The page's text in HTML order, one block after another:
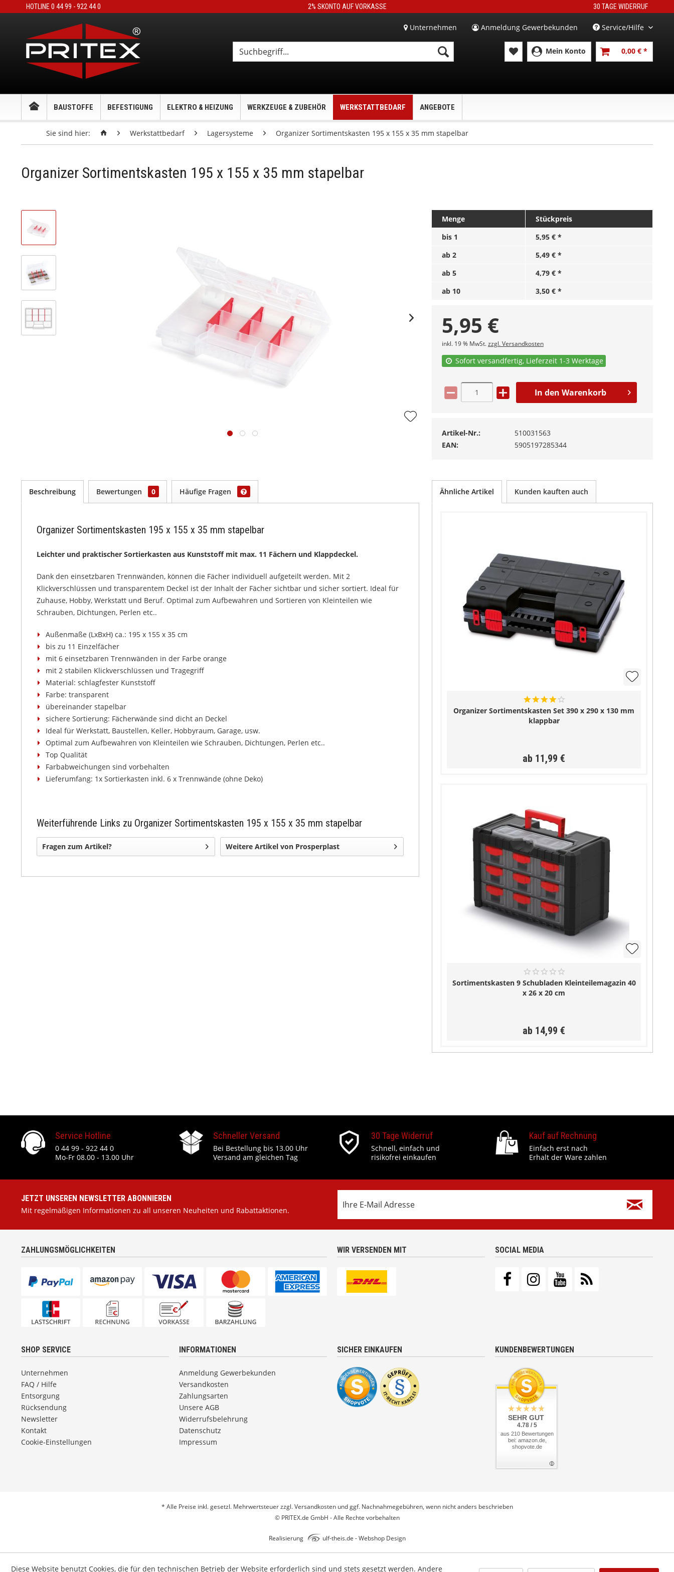
HOTLINE 0 44 99 - 922 44 0 2% SKONTO AUF VORKASSE 30 TAGE WIDERRUF
Unternehmen Anmeldung Gewerbekunden Service/Hilfe
Mein Konto 0,00 € *
BAUSTOFFE BEFESTIGUNG ELEKTRO & HEIZUNG WERKZEUGE & ZUBEHÖR WERKSTATTBEDARF ANGEBOTE
Sie sind hier: Werkstattbedarf Lagersysteme Organizer Sortimentskasten 195 x 155 x 35 mm stapelbar
Organizer Sortimentskasten 195 x 155 x 35 mm stapelbar
Menge
Stückpreis
bis 1
5,95 € *
ab 2
5,49 € *
ab 5
4,79 € *
ab 10 3,50 € *
5,95 €
inkl. 19 % MwSt.zzgl. Versandkosten
Sofort versandfertig, Lieferzeit 1-3 Werktage
In den Warenkorb
Artikel-Nr.:
510031563
EAN:
5905197285344
Beschreibung Bewertungen 0 Häufige Fragen
Organizer Sortimentskasten 195 x 155 x 35 mm stapelbar
Leichter und praktischer Sortierkasten aus Kunststoff mit max. 11 Fächern und Klappdeckel.
Dank den einsetzbaren Trennwänden, können die Fächer individuell aufgeteilt werden. Mit 2
Klickverschlüssen und transparentem Deckel ist der Inhalt der Fächer sichtbar und sicher sortiert. Ideal für
Zuhause, Hobby, Werkstatt und Beruf. Optimal zum Aufbewahren und Sortieren von Kleinteilen wie
Schrauben, Dichtungen, Perlen etc..
Außenmaße (LxBxH) ca.: 195 x 155 x 35 cm
bis zu 11 Einzelfächer
mit 6 einsetzbaren Trennwänden in der Farbe orange
mit 2 stabilen Klickverschlüssen und Tragegriff
Material: schlagfester Kunststoff
Farbe: transparent
übereinander stapelbar
sichere Sortierung: Fächerwände sind dicht an Deckel
Ideal für Werkstatt, Baustellen, Keller, Hobbyraum, Garage, usw.
Optimal zum Aufbewahren von Kleinteilen wie Schrauben, Dichtungen, Perlen etc..
Top Qualität
Farbabweichungen sind vorbehalten
Lieferumfang: 1x Sortierkasten inkl. 6 x Trennwände (ohne Deko)
Weiterführende Links zu Organizer Sortimentskasten 195 x 155 x 35 mm stapelbar
Fragen zum Artikel? Weitere Artikel von Prosperplast
Ähnliche Artikel Kunden kauften auch
Organizer Sortimentskasten Set 390 x 290 x 130 mm
klappbar
ab 11,99 €
Sortimentskasten 9 Schubladen Kleinteilemagazin 40
x 26 x 20 cm
ab 14,99 €
Service Hotline
0 44 99 - 922 44 0
Mo-Fr 08.00 - 13.00 Uhr
Schneller Versand
Bei Bestellung bis 13.00 Uhr
Versand am gleichen Tag
30 Tage Widerruf
Schnell, einfach und
risikofrei einkaufen
Kauf auf Rechnung
Einfach erst nach
Erhalt der Ware zahlen
JETZT UNSEREN NEWSLETTER ABONNIEREN
Mit regelmäßigen Informationen zu all unseren Neuheiten und Rabattaktionen.
ZAHLUNGSMÖGLICHKEITEN WIR VERSENDEN MIT SOCIAL MEDIA
SHOP SERVICE
Unternehmen
FAQ / Hilfe
Entsorgung
Rücksendung
Newsletter
Kontakt
Cookie-Einstellungen
INFORMATIONEN
Anmeldung Gewerbekunden
Versandkosten
Zahlungsarten
Unsere AGB
Widerrufsbelehrung
Datenschutz
Impressum
SICHER EINKAUFEN KUNDENBEWERTUNGEN
SEHR GUT
4.78 / 5
aus 210 Bewertungen
bei: amazon.de,
shopvote.de
* Alle Preise inkl. gesetzl. Mehrwertsteuer zzgl.Versandkostenund ggf. Nachnahmegebühren, wenn nicht anders beschrieben
© PRITEX.de GmbH - Alle Rechte vorbehalten
Realisierung ulf-theis.de - Webshop Design
Diese Website benutzt Cookies, die für den technischen Betrieb der Website erforderlich sind und stets gesetzt werden. Andere